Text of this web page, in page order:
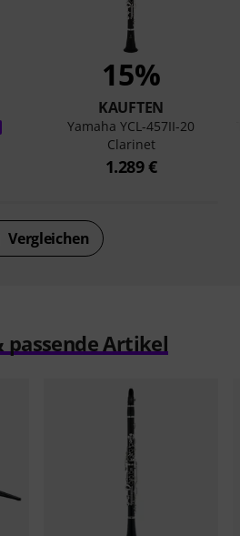
15%
KAUFTEN
Yamaha YCL-457II-20
Clarinet
1.289 €
Vergleichen
passende Artikel